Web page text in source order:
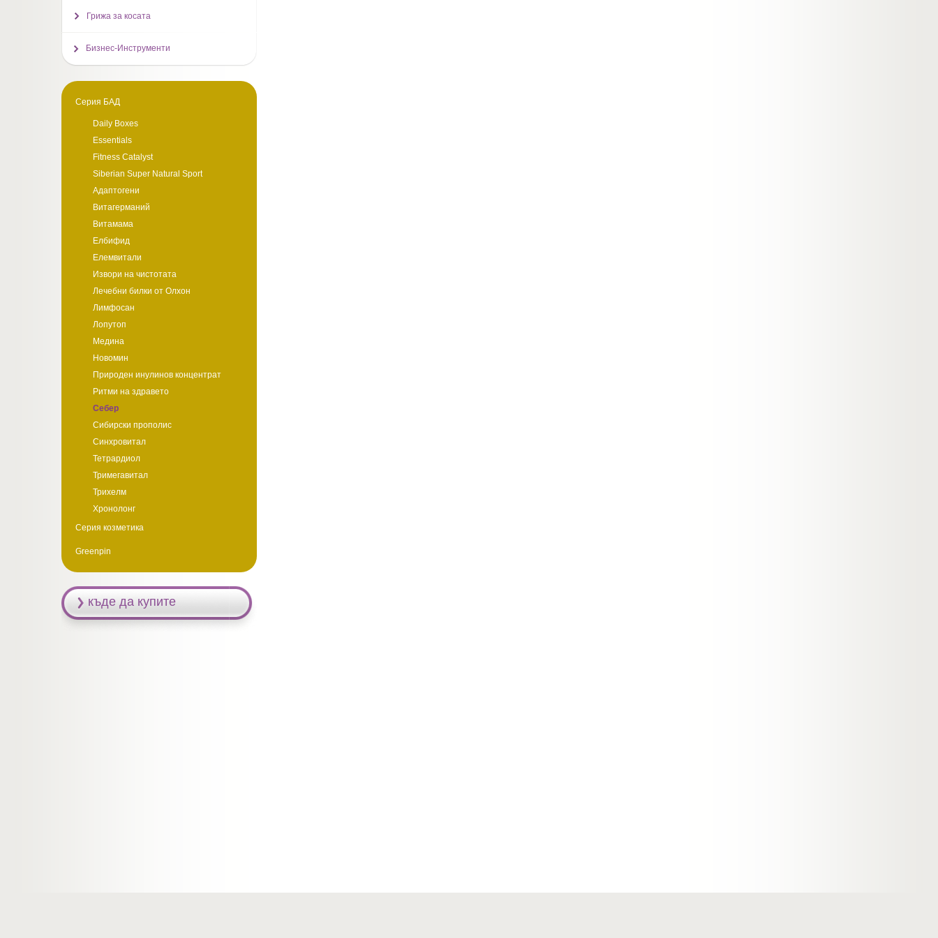
Грижа за косата
Бизнес-Инструменти
Серия БАД
Daily Boxes
Essentials
Fitness Catalyst
Siberian Super Natural Sport
Адаптогени
Витагерманий
Витамама
Елбифид
Елемвитали
Извори на чистотата
Лечебни билки от Олхон
Лимфосан
Лопутоп
Медина
Новомин
Природен инулинов концентрат
Ритми на здравето
Себер
Сибирски прополис
Синхровитал
Тетрардиол
Тримегавитал
Трихелм
Хронолонг
Серия козметика
Greenpin
къде да купите